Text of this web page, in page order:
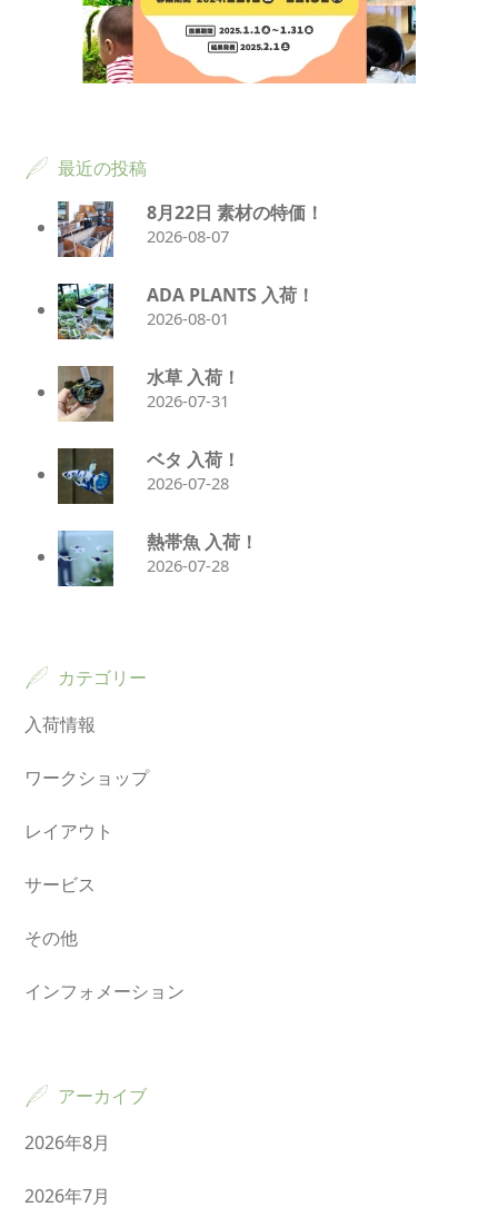
最近の投稿
8月22日 素材の特価！
2026-08-07
ADA PLANTS 入荷！
2026-08-01
水草 入荷！
2026-07-31
ベタ 入荷！
2026-07-28
熱帯魚 入荷！
2026-07-28
カテゴリー
入荷情報
ワークショップ
レイアウト
サービス
その他
インフォメーション
アーカイブ
2026年8月
2026年7月